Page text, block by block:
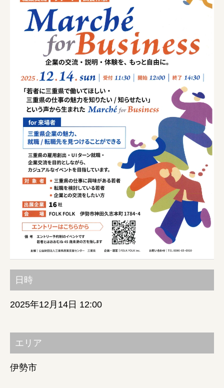
三重の就職関連MOVIE
お知らせ
お問い合わせ
個人情報保護方針
みえの就職情報関連サイト
美し国みえ 移住ポータルサイト
おしごと広場みえ
みえの企業まるわかりNAVI
みえの仕事マッチングサイト
三重県版職業ポータルサイト
マイチャレ三重
障がい者の就労支援
日時
2025年12月14日 12:00
エリア
伊勢市